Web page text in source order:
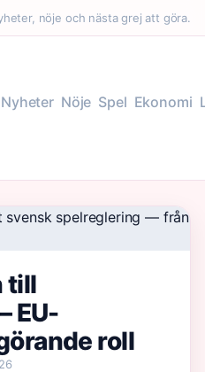
nöje och nästa grej att göra.
Nyheter Nöje Spel Ekonomi
till
EU-
roll